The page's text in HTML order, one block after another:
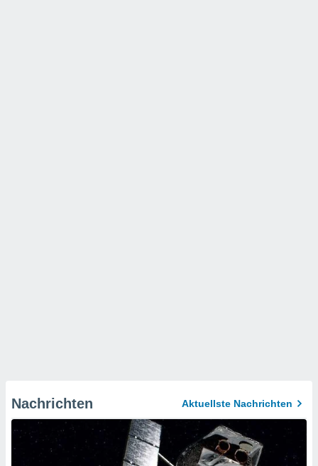
Nachrichten Aktuellste Nachrichten